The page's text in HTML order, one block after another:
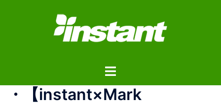
ス
ト
ル
・ 【instant×Mark